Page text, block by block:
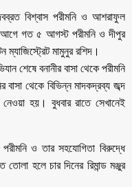
বিশ্বাস পরীমনি ও আশরাফুল
আগে গত ৫ আগস্ট পরীমনি ও দীপুর
ম্যাজিস্ট্রেট মামুনুর রশিদ।
শেষে বনানীর বাসা থেকে পরীমনি
থেকে বিভিন্ন মাদকদ্রব্য জব্দ
হয়। বুধবার রাতে সেখানেই
ও তার সহযোগিতা বিরুদ্ধে
হলে চার দিনের রিমান্ড মঞ্জুর